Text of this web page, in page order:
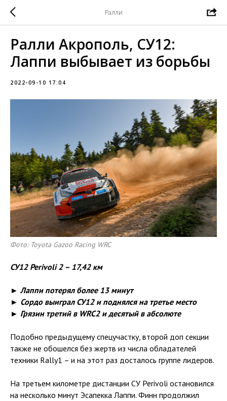
Ралли
Ралли Акрополь, СУ12:
Лаппи выбывает из борьбы
2022-09-10 17:04
Фото: Toyota Gazoo Racing WRC
СУ12 Perivoli 2 – 17,42 км
► Лаппи потерял более 13 минут
► Сордо выиграл СУ12 и поднялся на третье место
► Грязин третий в WRC2 и десятый в абсолюте
Подобно предыдущему спецучастку, второй доп секции
также не обошелся без жертв из числа обладателей
техники Rally1 – и на этот раз досталось группе лидеров.
На третьем километре дистанции СУ Perivoli остановился
на несколько минут Эсапекка Лаппи. Финн продолжил